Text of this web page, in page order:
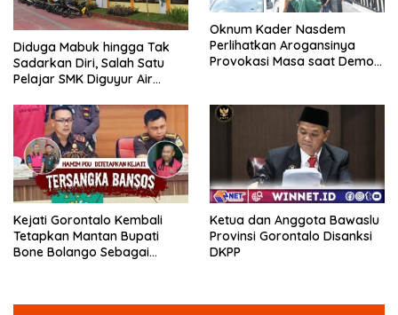
Diduga Mabuk hingga Tak
Sadarkan Diri, Salah Satu
Pelajar SMK Diguyur Air
Fisik oleh Beberapa
Temannya
Oknum Kader Nasdem
Perlihatkan Arogansinya
Provokasi Masa saat Demo
Kejati Gorontalo Kembali
Tetapkan Mantan Bupati
Bone Bolango Sebagai
Ketua dan Anggota Bawaslu
Provinsi Gorontalo Disanksi
DKPP